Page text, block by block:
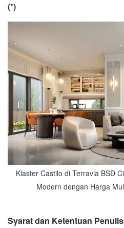
(*)
Klaster Castilo di Terravia BSD
Modern dengan Harga
Syarat dan Ketentuan